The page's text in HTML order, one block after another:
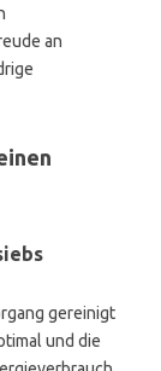
an
gereinigt
und die